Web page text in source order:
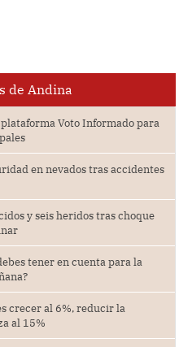
de Andina
Voto Informado para
en nevados tras accidentes
y seis heridos tras choque
tener en cuenta para la
crecer al 6%, reducir la
al 15%